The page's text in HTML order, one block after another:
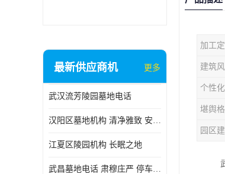
最新供应商机 更多
武汉流芳陵园墓地电话
汉阳区墓地机构 清净雅致 安息之所
江夏区陵园机构 长眠之地
武昌墓地电话 肃穆庄严 停车方便
加工
建筑
个性
堪舆
园区